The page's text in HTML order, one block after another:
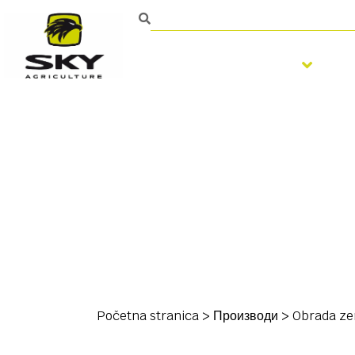
Početna stranica > Производи > Obrada